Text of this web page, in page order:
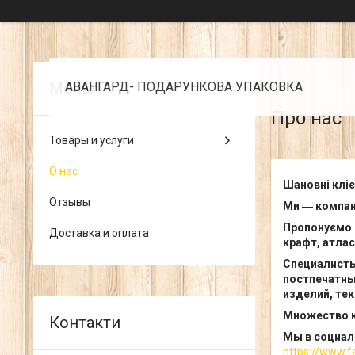
АВАНГАРД- ПОДАРУНКОВА УПАКОВКА
Про нас
Шановні
Ми ―
Пропонуємо
крафт,
изделий,
Множество
Мы в
https://
Товары и услуги
О нас
Отзывы
Доставка и оплата